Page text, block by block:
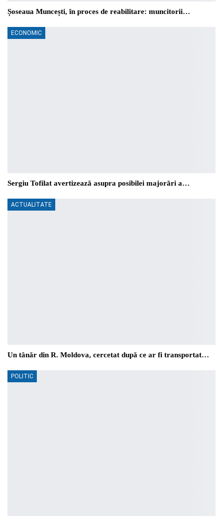
Șoseaua Muncești, în proces de reabilitare: muncitorii…
ECONOMIC
Sergiu Tofilat avertizează asupra posibilei majorări a…
ACTUALITATE
Un tânăr din R. Moldova, cercetat după ce ar fi transportat…
POLITIC